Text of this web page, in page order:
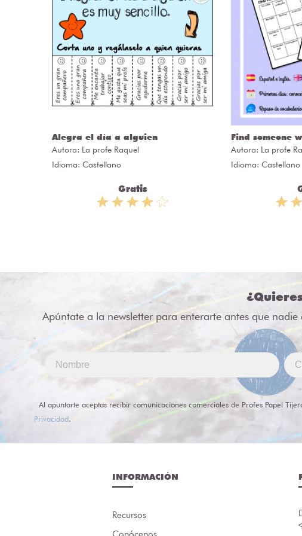
Alegra el día a alguien
Autora: La profe Raquel
Idioma: Castellano
Gratis
Find someone
Autora: La profe
Idioma: Castellano
Apúntate a la newsletter para enterarte antes que
Al apuntarte aceptas recibir comunicaciones comerciales de Profes Papel
Privacidad.
INFORMACIÓN
Recursos